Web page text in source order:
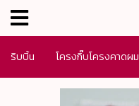
menu
ริบบิ้น โครงกิ๊บโครงคาดผม